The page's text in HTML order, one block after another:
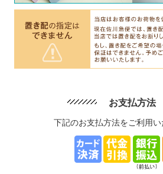
お支払方法
下記のお支払方法をご利用い